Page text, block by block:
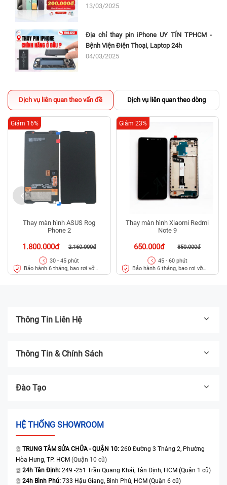
13/03/2025
Địa chỉ thay pin iPhone UY TÍN TPHCM -
Bệnh Viện Điện Thoại, Laptop 24h
04/03/2025
Dịch vụ liên quan theo vấn đề Dịch vụ liên quan theo dòng
Thay màn hình ASUS Rog
Phone 2
1.800.000đ 2.160.000đ
Giảm 16%
30 - 45 phút
Bảo hành 6 tháng, bao rơi vỡ
kính
Thay màn hình Xiaomi Redmi
Note 9
650.000đ 850.000đ
Giảm 23%
45 - 60 phút
Bảo hành 6 tháng, bao rơi vỡ
kính
Thông Tin Liên Hệ
Thông Tin & Chính Sách
Đào Tạo
HỆ THỐNG SHOWROOM
TRUNG TÂM SỬA CHỮA - QUẬN 10: 260 Đường 3 Tháng 2, Phường
Hòa Hưng, TP. HCM (Quận 10 cũ)
24h Tân Định: 249 -251 Trần Quang Khải, Tân Định, HCM (Quận 1 cũ)
24h Bình Phú: 733 Hậu Giang, Bình Phú, HCM (Quận 6 cũ)